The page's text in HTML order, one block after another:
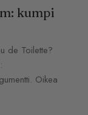
kumpi
de Toilette?
Oikea